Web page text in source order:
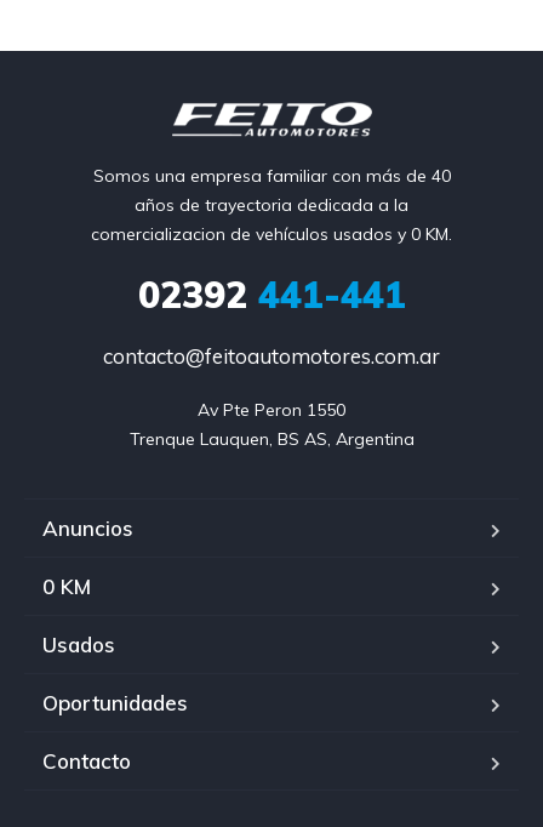
Somos una empresa familiar con más de 40
años de trayectoria dedicada a la
comercializacion de vehículos usados y 0 KM.
02392 441-441
contacto@feitoautomotores.com.ar
Av Pte Peron 1550
Trenque Lauquen, BS AS, Argentina
Anuncios
0 KM
Usados
Oportunidades
Contacto